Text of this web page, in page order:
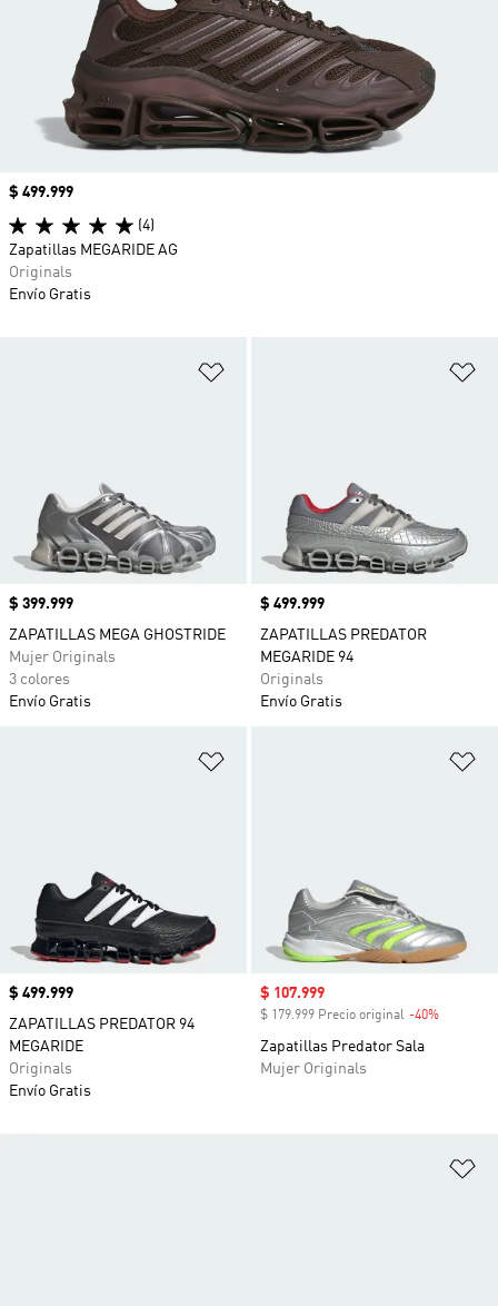
Precio
$ 399.999
ZAPATILLAS MEGA GHOSTRIDE
Mujer Originals
3 colores
Envío Gratis
Precio
$ 499.999
ZAPATILLAS PREDATOR
MEGARIDE 94
Originals
Envío Gratis
Precio
$ 499.999
ZAPATILLAS PREDATOR 94
MEGARIDE
Originals
Envío Gratis
Precio de venta
$ 107.999
$ 179.999 Precio original -40%
Zapatillas Predator Sala
Mujer Originals
Precio
$ 499.999
(4)
Zapatillas MEGARIDE AG
Originals
Envío Gratis